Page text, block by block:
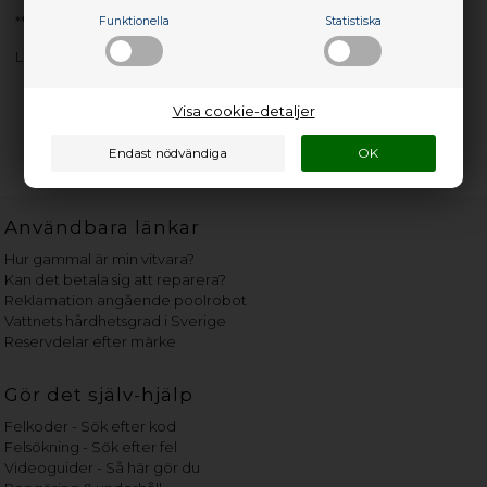
Funktionella Statistiska
Visa cookie-detaljer
**Refurbished**
Lenovo 6TB 7.2K 12GB SAS HD **Refurbished**
Användbara länkar
Hur gammal är min vitvara?
Kan det betala sig att reparera?
Reklamation angående poolrobot
Vattnets hårdhetsgrad i Sverige
Reservdelar efter märke
Gör det själv-hjälp
Felkoder - Sök efter kod
Felsökning - Sök efter fel
Videoguider - Så här gör du